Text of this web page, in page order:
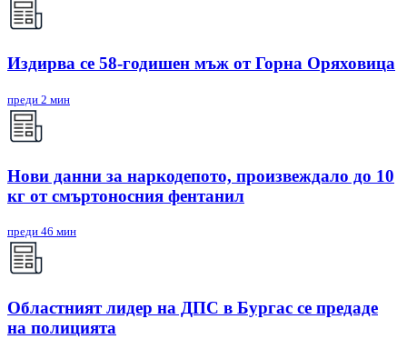
Издирва се 58-годишен мъж от Горна Оряховица
преди 2 мин
Нови данни за наркодепото, произвеждало до 10
кг от смъртоносния фентанил
преди 46 мин
Областният лидер на ДПС в Бургас се предаде
на полицията